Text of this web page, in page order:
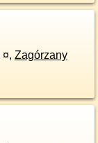
¤, Zagórzany